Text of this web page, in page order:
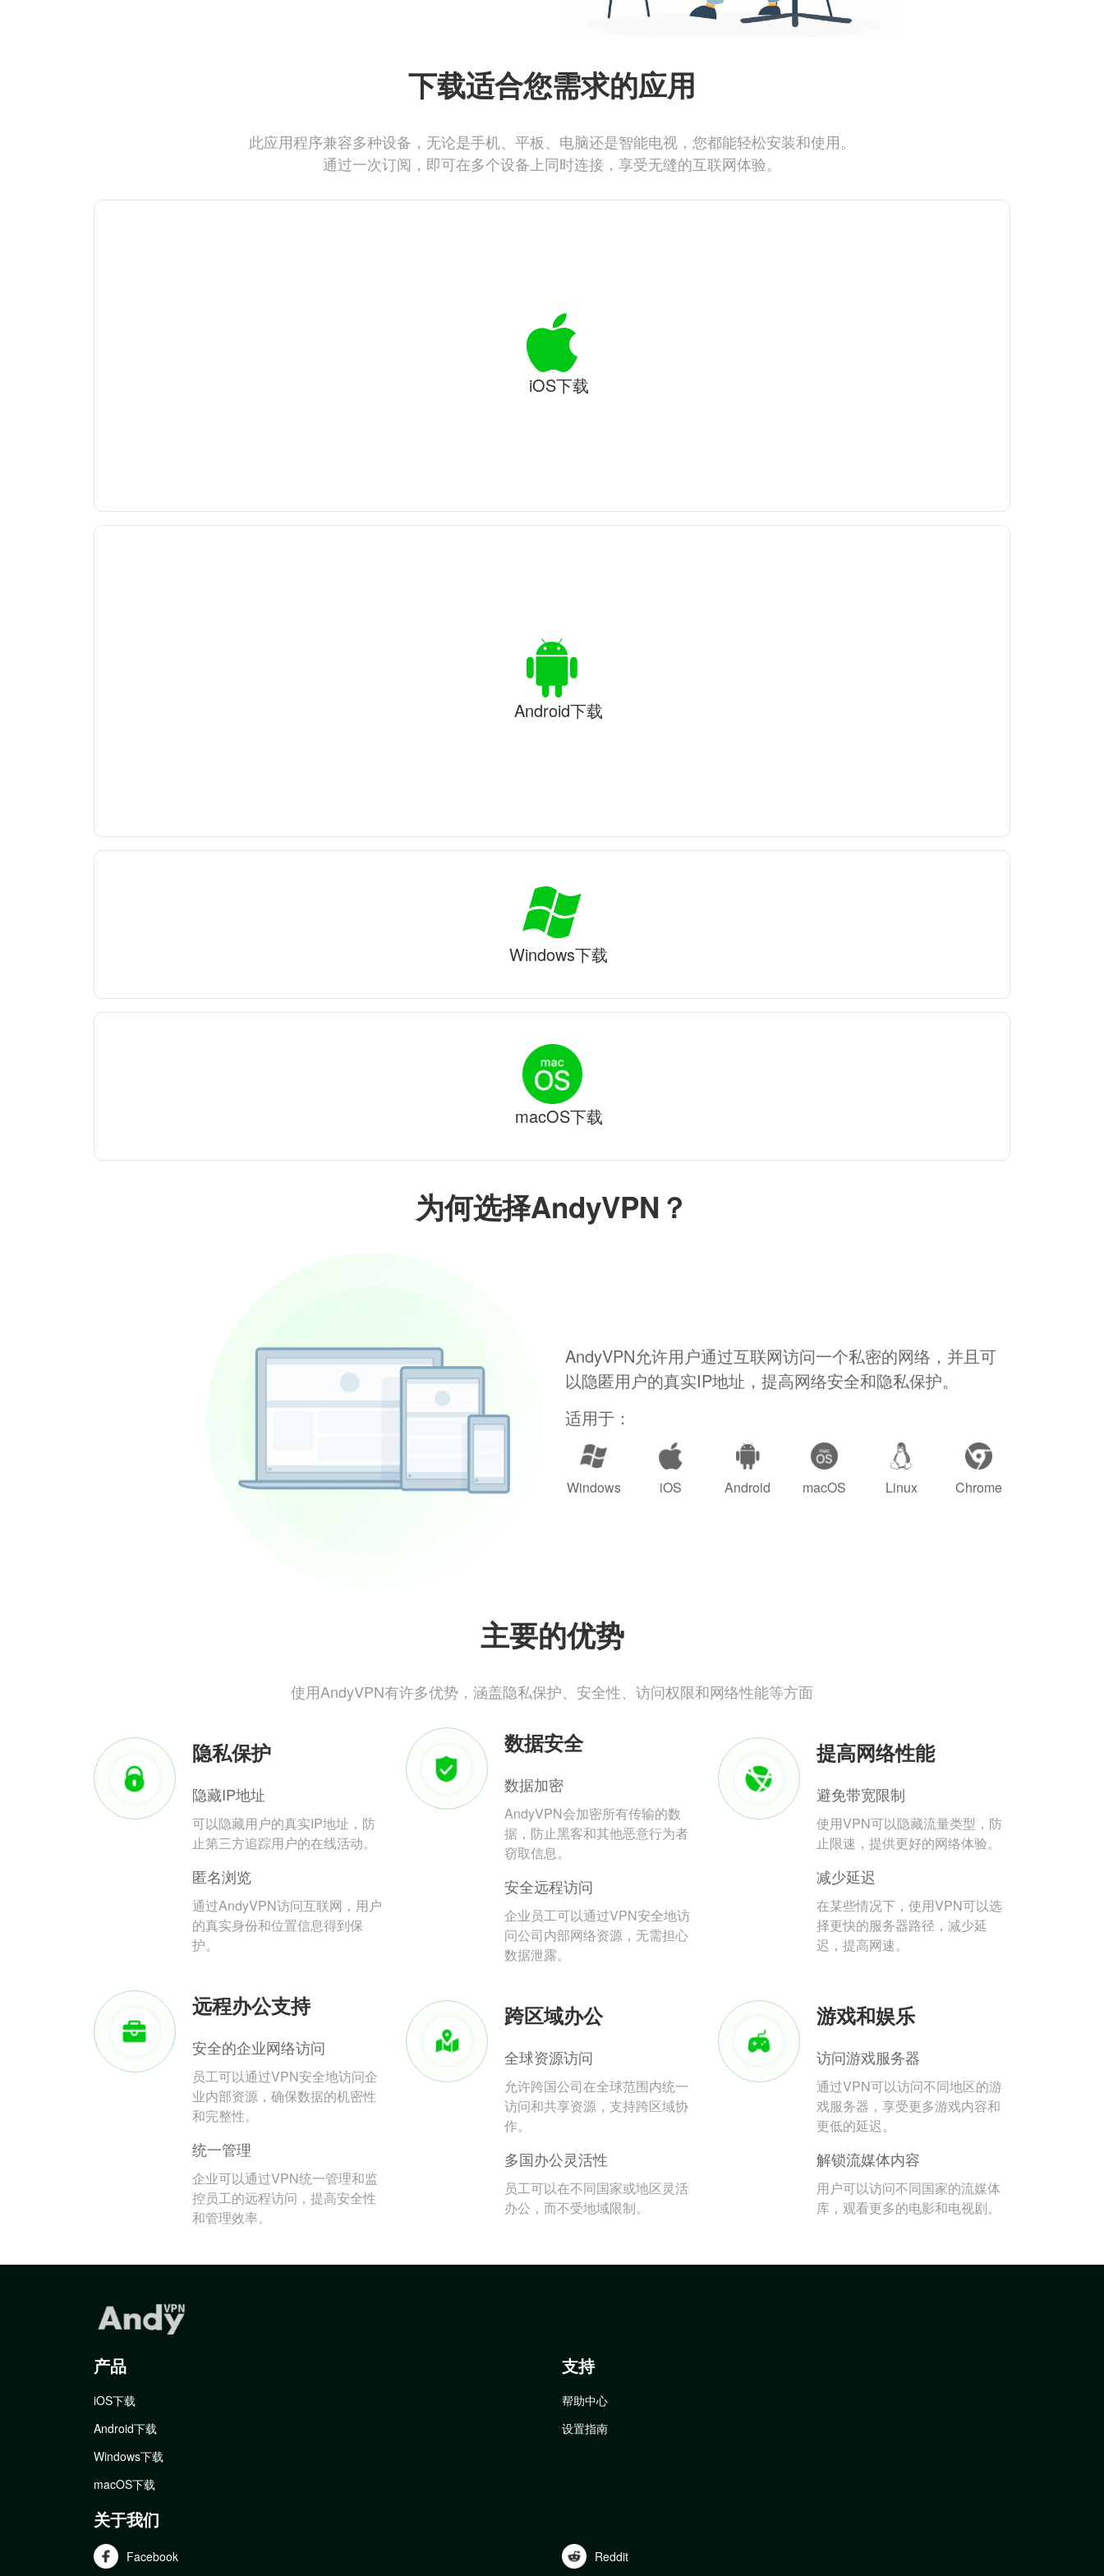
为何选择AndyVPN？
AndyVPN允许用户通过互联网访问一个私密的网络，并且可
以隐匿用户的真实IP地址，提高网络安全和隐私保护。
适用于：
Windows iOS Android macOS Linux Chrome
主要的优势
使用AndyVPN有许多优势，涵盖隐私保护、安全性、访问权限和网络性能等方面
隐私保护
隐藏IP地址
可以隐藏用户的真实IP地址，防
止第三方追踪用户的在线活动。
匿名浏览
通过AndyVPN访问互联网，用户
的真实身份和位置信息得到保
护。
数据安全
数据加密
AndyVPN会加密所有传输的数
据，防止黑客和其他恶意行为者
窃取信息。
安全远程访问
企业员工可以通过VPN安全地访
问公司内部网络资源，无需担心
数据泄露。
提高网络性能
避免带宽限制
使用VPN可以隐藏流量类型，防
止限速，提供更好的网络体验。
减少延迟
在某些情况下，使用VPN可以选
择更快的服务器路径，减少延
迟，提高网速。
远程办公支持
安全的企业网络访问
员工可以通过VPN安全地访问企
业内部资源，确保数据的机密性
和完整性。
统一管理
企业可以通过VPN统一管理和监
控员工的远程访问，提高安全性
和管理效率。
跨区域办公
全球资源访问
允许跨国公司在全球范围内统一
访问和共享资源，支持跨区域协
作。
多国办公灵活性
员工可以在不同国家或地区灵活
办公，而不受地域限制。
游戏和娱乐
访问游戏服务器
通过VPN可以访问不同地区的游
戏服务器，享受更多游戏内容和
更低的延迟。
解锁流媒体内容
用户可以访问不同国家的流媒体
库，观看更多的电影和电视剧。
下载适合您需求的应用
此应用程序兼容多种设备，无论是手机、平板、电脑还是智能电视，您都能轻松安装和使用。
通过一次订阅，即可在多个设备上同时连接，享受无缝的互联网体验。
iOS下载
Android下载
Windows下载
macOS下载
产品
iOS下载
Android下载
Windows下载
macOS下载
支持
帮助中心
设置指南
关于我们
Facebook Reddit